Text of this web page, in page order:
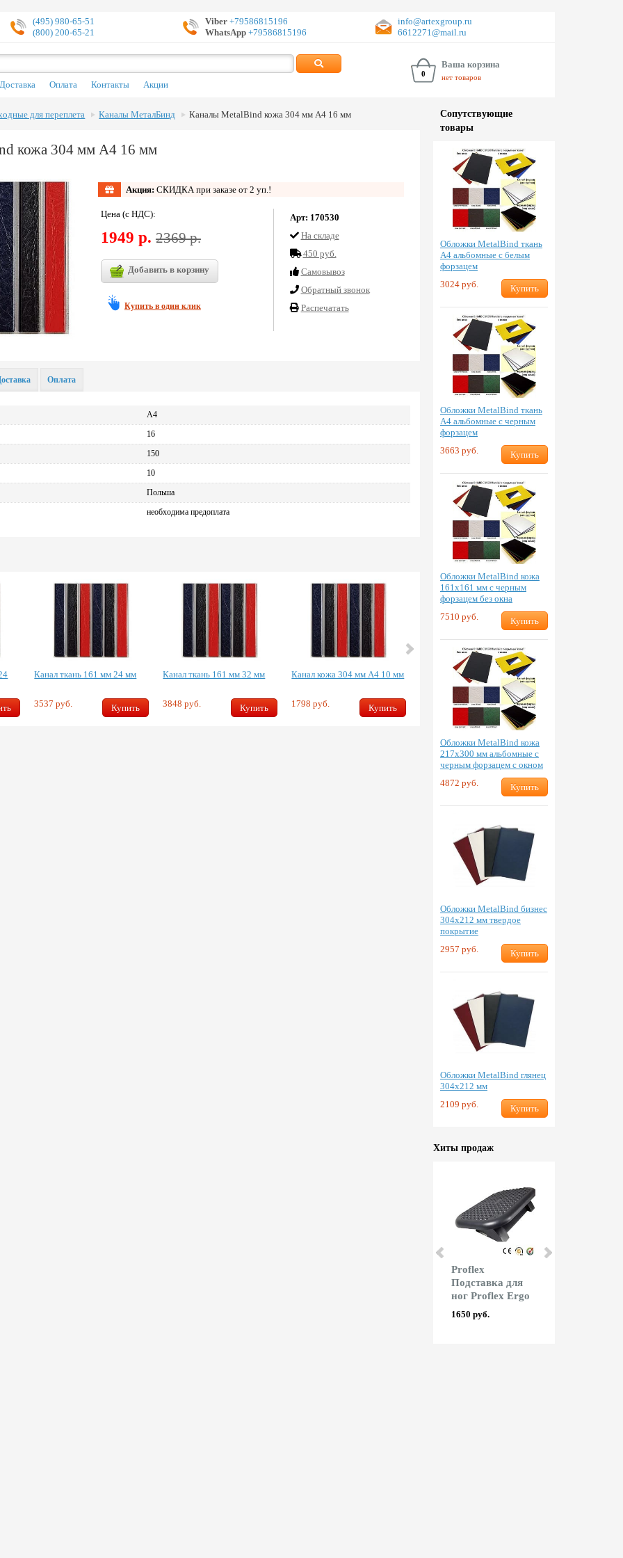
(495) 980-65-51
(800) 200-65-21
Viber+79586815196
WhatsApp+79586815196
info@artexgroup.ru
6612271@mail.ru
Доставка Оплата Контакты Акции
0
Ваша корзина
нет товаров
для переплета Каналы МеталБинд Каналы MetalBind кожа 304 мм А4 16 мм
кожа 304 мм А4 16 мм
Акция: СКИДКА при заказе от 2 уп.!
Цена (с НДС):
1949 р. 2369 р.
Добавить в корзину
Купить в один клик
Арт: 170530
На складе
450 руб.
Cамовывоз
Обратный звонок
Распечатать
А4
16
150
10
Польша
необходима предоплата
Оплата
Канал ткань 161 мм 24 мм
3537 руб. Купить
Канал ткань 161 мм 32 мм
3848 руб. Купить
Канал кожа 304 мм А4 10 мм
1798 руб. Купить
Канал кожа 304 мм А4 16 мм
1949 руб. Купить
Сопут­ствую­щие
товары
Обложки MetalBind ткань
А4 альбомные с белым
форзацем
3024 руб.
Купить
Обложки MetalBind ткань
А4 альбомные с черным
форзацем
3663 руб.
Купить
Обложки MetalBind кожа
161х161 мм с черным
форзацем без окна
7510 руб.
Купить
Обложки MetalBind кожа
217х300 мм альбомные с
черным форзацем с окном
4872 руб.
Купить
Обложки MetalBind бизнес
304х212 мм твердое
покрытие
2957 руб.
Купить
Обложки MetalBind глянец
304х212 мм
2109 руб.
Купить
Хиты продаж
Proflex
Подставка для
ног Proflex Ergo
1650 руб.